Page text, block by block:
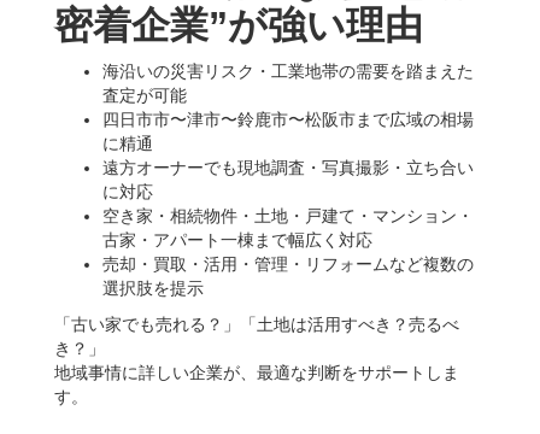
密着企業”が強い理由
海沿いの災害リスク・工業地帯の需要を踏まえた
査定が可能
四日市市〜津市〜鈴鹿市〜松阪市まで広域の相場
に精通
遠方オーナーでも現地調査・写真撮影・立ち合い
に対応
空き家・相続物件・土地・戸建て・マンション・
古家・アパート一棟まで幅広く対応
売却・買取・活用・管理・リフォームなど複数の
選択肢を提示
「古い家でも売れる？」「土地は活用すべき？売るべ
き？」
地域事情に詳しい企業が、最適な判断をサポートしま
す。